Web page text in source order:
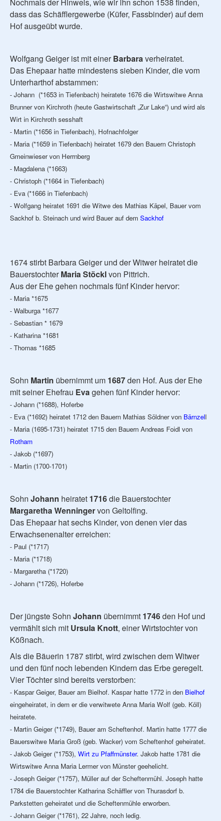
Nochmals der Hinweis, wie wir ihn schon 1538 finden,
dass das Schäfflergewerbe (Küfer, Fassbinder) auf dem
Hof ausgeübt wurde.
Wolfgang Geiger ist mit einerBarbaraverheiratet.
Das Ehepaar hatte mindestens sieben Kinder, die vom
Unterharthof abstammen:
- Johann (*1653 in Tiefenbach) heiratete 1676 die Wirtswitwe Anna
Brunner von Kirchroth (heute Gastwirtschaft „Zur Lake“) und wird als
Wirt in Kirchroth sesshaft
- Martin (*1656 in Tiefenbach), Hofnachfolger
- Maria (*1659 in Tiefenbach) heiratet 1679 den Bauern Christoph
Gmeinwieser von Herrnberg
- Magdalena (*1663)
- Christoph (*1664 in Tiefenbach)
- Eva (*1666 in Tiefenbach)
- Wolfgang heiratet 1691 die Witwe des Mathias Käpel, Bauer vom
Sackhof b. Steinach und wird Bauer auf dem Sackhof
1674 stirbt Barbara Geiger und der Witwer heiratet die
BauerstochterMaria Stöcklvon Pittrich.
Aus der Ehe gehen nochmals fünf Kinder hervor:
- Maria *1675
- Walburga *1677
- Sebastian * 1679
- Katharina *1681
- Thomas *1685
Sohn Martin übernimmt um 1687den Hof. Aus der Ehe
mit seiner Ehefrau Evagehen fünf Kinder hervor:
- Johann (*1688), Hoferbe
- Eva (*1692) heiratet 1712 den Bauern Mathias Söldner von Bärnzell
- Maria (1695-1731) heiratet 1715 den Bauern Andreas Foidl von
Rotham
- Jakob (*1697)
- Martin (1700-1701)
Sohn Johann heiratet 1716die Bauerstochter
Margaretha Wenningervon Geltolfing.
Das Ehepaar hat sechs Kinder, von denen vier das
Erwachsenenalter erreichen:
- Paul (*1717)
- Maria (*1718)
- Margaretha (*1720)
- Johann (*1726), Hoferbe
Der jüngste Sohn Johann übernimmt 1746den Hof und
vermählt sich mit Ursula Knott, einer Wirtstochter von
Kößnach.
Als die Bäuerin 1787 stirbt, wird zwischen dem Witwer
und den fünf noch lebenden Kindern das Erbe geregelt.
Vier Töchter sind bereits verstorben:
- Kaspar Geiger, Bauer am Bielhof. Kaspar hatte 1772 in den Bielhof
eingeheiratet, in dem er die verwitwete Anna Maria Wolf (geb. Köll)
heiratete.
- Martin Geiger (*1749), Bauer am Scheftenhof. Martin hatte 1777 die
Bauerswitwe Maria Groß (geb. Wacker) vom Scheftenhof geheiratet.
- Jakob Geiger (*1753), Wirt zu Pfaffmünster. Jakob hatte 1781 die
Wirtswitwe Anna Maria Lermer von Münster geehelicht.
- Joseph Geiger (*1757), Müller auf der Scheftenmühl. Joseph hatte
1784 die Bauerstochter Katharina Schäffler von Thurasdorf b.
Parkstetten geheiratet und die Scheftenmühle erworben.
- Johann Geiger (*1761), 22 Jahre, noch ledig.